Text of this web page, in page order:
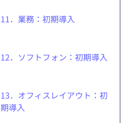
11．業務：初期導入
12．ソフトフォン：初期導入
13．オフィスレイアウト：初
期導入